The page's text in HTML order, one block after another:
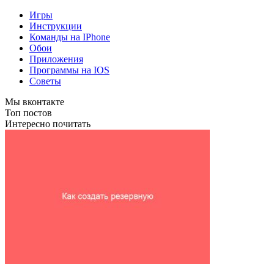
Игры
Инструкции
Команды на IPhone
Обои
Приложения
Программы на IOS
Советы
Мы вконтакте
Топ постов
Интересно почитать